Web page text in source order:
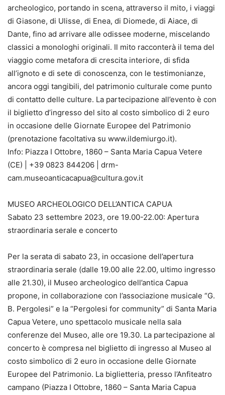
archeologico, portando in scena, attraverso il mito, i viaggi
di Giasone, di Ulisse, di Enea, di Diomede, di Aiace, di
Dante, fino ad arrivare alle odissee moderne, miscelando
classici a monologhi originali. Il mito racconterà il tema del
viaggio come metafora di crescita interiore, di sfida
all’ignoto e di sete di conoscenza, con le testimonianze,
ancora oggi tangibili, del patrimonio culturale come punto
di contatto delle culture. La partecipazione all’evento è con
il biglietto d’ingresso del sito al costo simbolico di 2 euro
in occasione delle Giornate Europee del Patrimonio
(prenotazione facoltativa su www.ildemiurgo.it).
Info: Piazza I Ottobre, 1860 – Santa Maria Capua Vetere
(CE) | +39 0823 844206 | drm-
cam.museoanticacapua@cultura.gov.it
MUSEO ARCHEOLOGICO DELL’ANTICA CAPUA
Sabato 23 settembre 2023, ore 19.00-22.00: Apertura
straordinaria serale e concerto
Per la serata di sabato 23, in occasione dell’apertura
straordinaria serale (dalle 19.00 alle 22.00, ultimo ingresso
alle 21.30), il Museo archeologico dell’antica Capua
propone, in collaborazione con l’associazione musicale “G.
B. Pergolesi” e la “Pergolesi for community” di Santa Maria
Capua Vetere, uno spettacolo musicale nella sala
conferenze del Museo, alle ore 19.30. La partecipazione al
concerto è compresa nel biglietto di ingresso al Museo al
costo simbolico di 2 euro in occasione delle Giornate
Europee del Patrimonio. La biglietteria, presso l’Anfiteatro
campano (Piazza I Ottobre, 1860 – Santa Maria Capua